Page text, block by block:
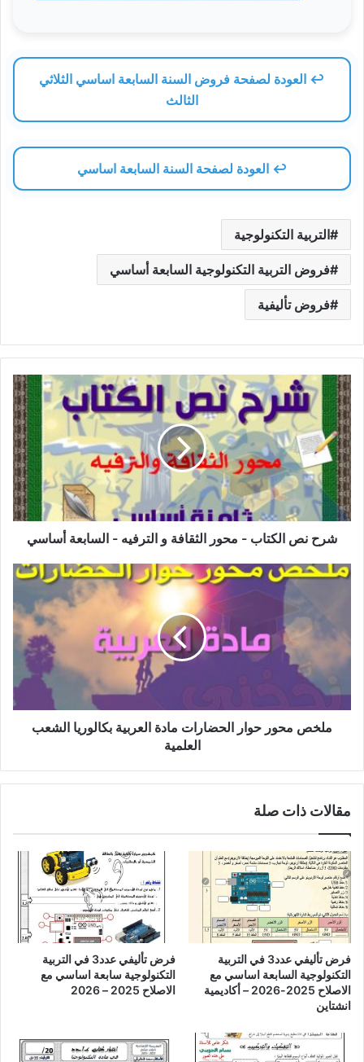
↩️ العودة لصفحة فروض السنة السابعة اساسي الثلاثي
الثالث
↩️ العودة لصفحة السنة السابعة اساسي
التربية التكنولوجية
فروض التربية التكنولوجية السابعة أساسي
فروض تأليفية
شرح
نص
الكتاب
-
محور
الثقافة
و
الترفيه
-
السابعة
شرح نص الكتاب - محور الثقافة و الترفيه - السابعة أساسي
ملخص
الحضارات
مادة
العربية
بكالوريا
الشعب
العلمية
ملخص محور حوار الحضارات مادة العربية بكالوريا الشعب
العلمية
مقالات ذات صلة
فرض تأليفي عدد3 في التربية
التكنولوجية السابعة اساسي مع
الاصلاح 2025-2026 – أكاديمية
انشتاين
فرض تأليفي عدد3 في التربية
التكنولوجية سابعة اساسي مع
الاصلاح 2025 – 2026